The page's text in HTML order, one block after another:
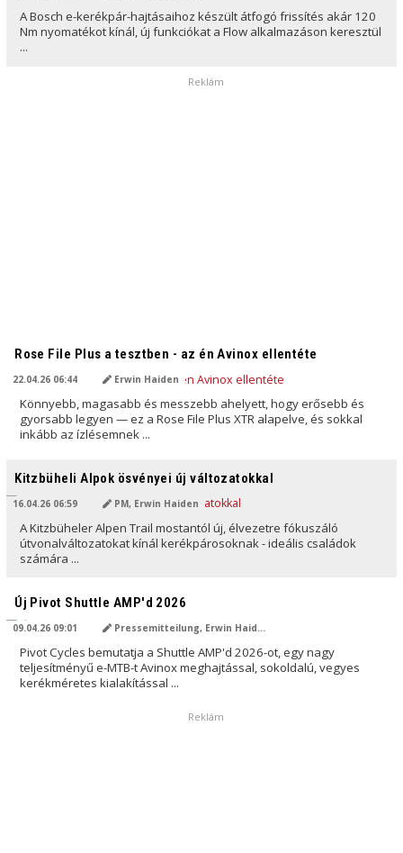
A Bosch e-kerékpár-hajtásaihoz készült átfogó frissítés akár 120
Nm nyomatékot kínál, új funkciókat a Flow alkalmazáson keresztül
...
Reklám
Rose File Plus a tesztben - az én Avinox ellentéte
22.04.26 06:44 Erwin Haiden
Könnyebb, magasabb és messzebb ahelyett, hogy erősebb és
gyorsabb legyen — ez a Rose File Plus XTR alapelve, és sokkal
inkább az ízlésemnek ...
Kitzbüheli Alpok ösvényei új változatokkal
16.04.26 06:59 PM, Erwin Haiden
A Kitzbüheler Alpen Trail mostantól új, élvezetre fókuszáló
útvonalváltozatokat kínál kerékpárosoknak - ideális családok
számára ...
Új Pivot Shuttle AMP'd 2026
09.04.26 09:01 Pressemitteilung, Erwin Haiden
Pivot Cycles bemutatja a Shuttle AMP'd 2026-ot, egy nagy
teljesítményű e-MTB-t Avinox meghajtással, sokoldalú, vegyes
kerékméretes kialakítással ...
Reklám